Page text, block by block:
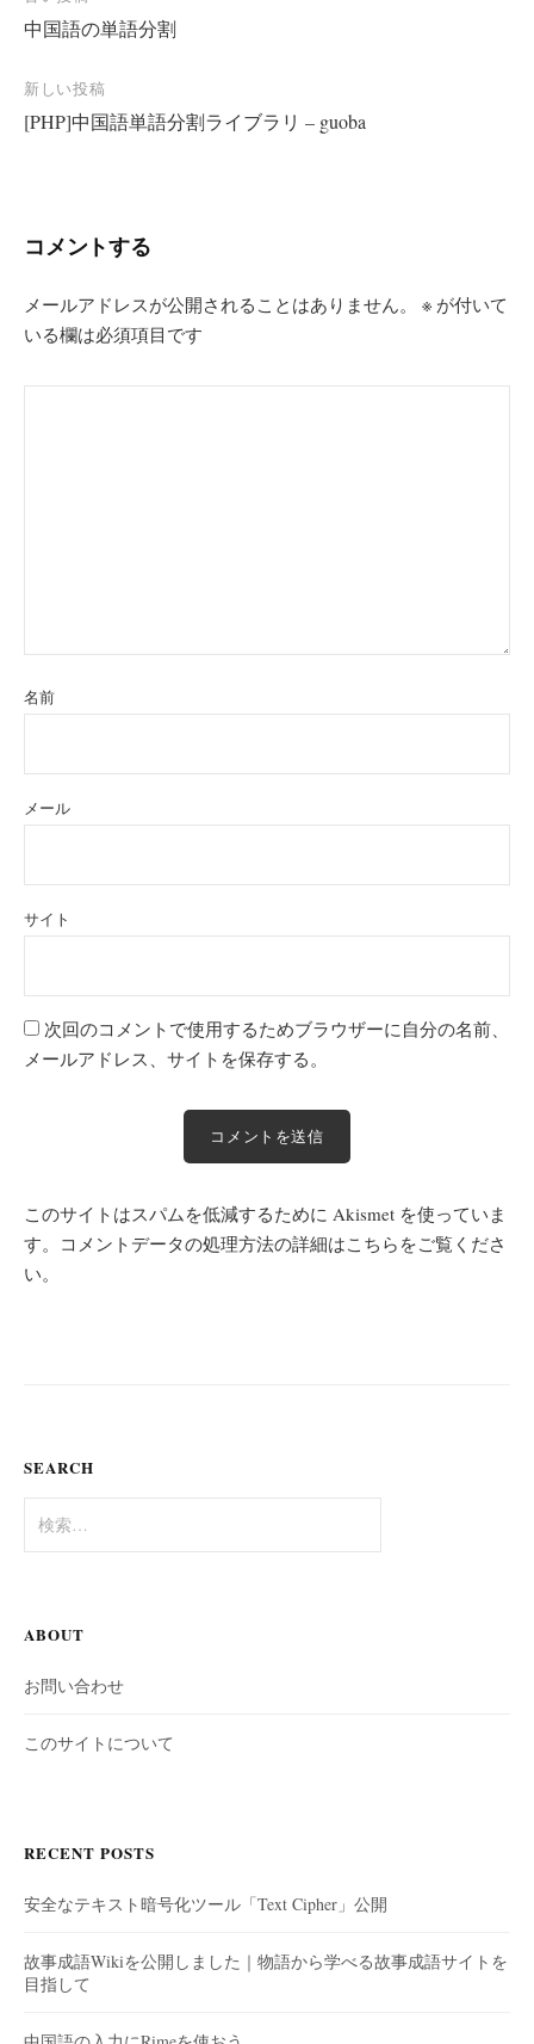
稿
ナ
ビ
ゲ
ョ
中国語の単語分割
新しい投稿
[PHP]中国語単語分割ライブラリ – guoba
コメントする
メールアドレスが公開されることはありません。 ※ が付いて
いる欄は必須項目です
名前
メール
サイト
次回のコメントで使用するためブラウザーに自分の名前、
メールアドレス、サイトを保存する。
このサイトはスパムを低減するために Akismet を使っていま
す。 コメントデータの処理方法の詳細はこちらをご覧くださ
い。
SEARCH
索:
ABOUT
お問い合わせ
このサイトについて
RECENT POSTS
安全なテキスト暗号化ツール「Text Cipher」公開
故事成語Wikiを公開しました｜物語から学べる故事成語サイトを
目指して